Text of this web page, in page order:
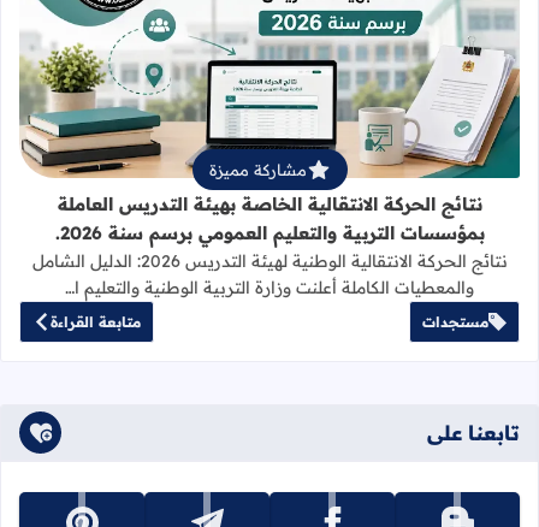
قراءة المزيد عن نتائج الحركة
مشاركة مميزة
نتائج الحركة الانتقالية الخاصة بهيئة التدريس العاملة
بمؤسسات التربية والتعليم العمومي برسم سنة 2026.
نتائج الحركة الانتقالية الوطنية لهيئة التدريس 2026: الدليل الشامل
والمعطيات الكاملة أعلنت وزارة التربية الوطنية والتعليم ا…
مستجدات متابعة القراءة
تابعنا على